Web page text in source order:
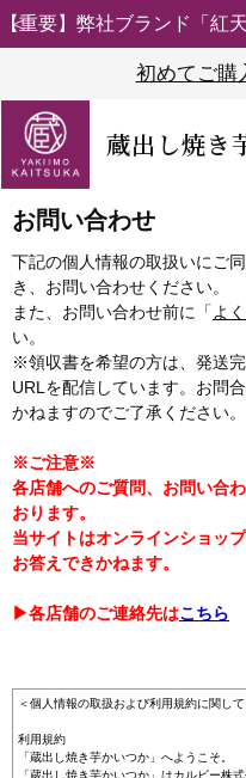
【重要】弊社ブランド「
初めてご購
蔵出し焼き
お問い合わせ
下記の個人情報の取扱いにご
き、お問い合わせください。
また、お問い合わせ前に「 よ
い。
※領収書を希望の方は、発送
URLを配信しています。お問
かねますのでご了承ください。
※ご注意※
各店舗へのご質問、お問い合
おります。
当サイトはオンラインショッ
お答えできかねます。
▶各店舗のご連絡先はこちら